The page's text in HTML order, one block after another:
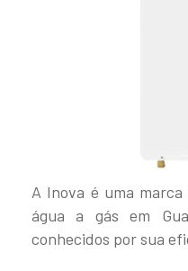
A Inova é uma
água a gás em
conhecidos por sua